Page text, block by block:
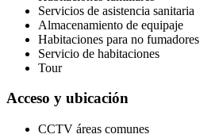
Servicios de asistencia sanitaria
Almacenamiento de equipaje
Habitaciones para no fumadores
Servicio de habitaciones
Tour
Acceso y ubicación
CCTV áreas comunes